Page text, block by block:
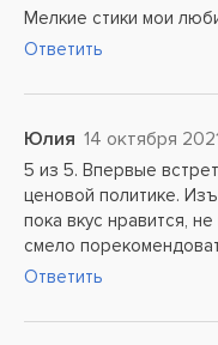
Мелкие стики мои
Ответить
Юлия 14 октября
5 из 5. Впервые
ценовой политике.
пока вкус нравится,
смело
Ответить